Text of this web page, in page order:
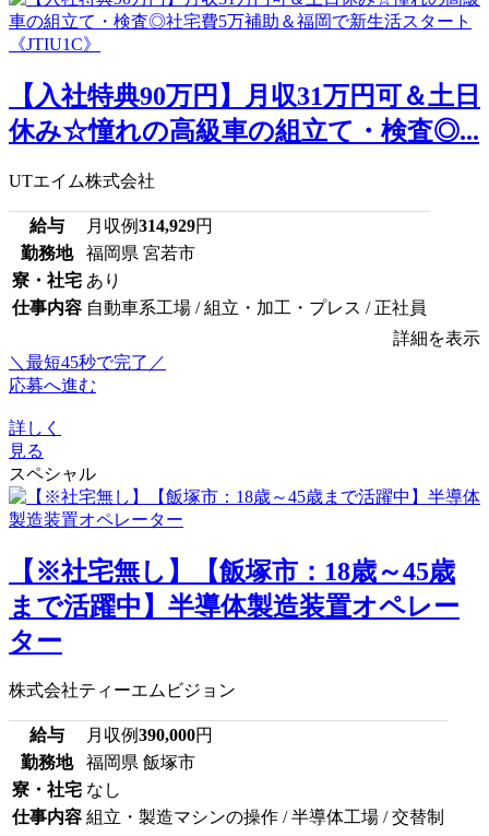
【入社特典90万円】月収31万円可＆土日
休み☆憧れの高級車の組立て・検査◎...
UTエイム株式会社
給与 月収例314,929円
勤務地
福岡県 宮若市
寮・社宅 あり
仕事内容 自動車系工場 / 組立・加工・プレス / 正社員
詳細を表示
＼最短45秒で完了／
応募へ進む
詳しく
見る
スペシャル
【※社宅無し】【飯塚市：18歳～45歳
まで活躍中】半導体製造装置オペレー
ター
株式会社ティーエムビジョン
給与 月収例390,000円
勤務地
福岡県 飯塚市
寮・社宅 なし
仕事内容 組立・製造マシンの操作 / 半導体工場 / 交替制